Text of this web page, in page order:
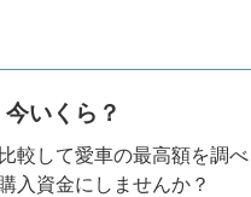
いくら？
較して愛車の最高額を調
入資金にしませんか？